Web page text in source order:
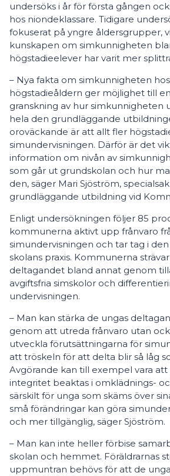
undersöks i år för första gången
hos niondeklassare. Tidigare
fokuserat på yngre åldersgrupper,
kunskapen om simkunnigheten
högstadieelever har varit mer
– Nya fakta om simkunnigheten
högstadieåldern ger möjlighet till
granskning av hur simkunnigheten
hela den grundläggande
oroväckande är att allt fler
simundervisningen. Därför är det
information om nivån av
som går ut grundskolan och hur
den, säger Mari Sjöström,
grundläggande utbildning vid
Enligt undersökningen följer 85
kommunerna aktivt upp frånvaro
simundervisningen och tar tag i
skolans praxis. Kommunerna
deltagandet bland annat genom
avgiftsfria simskolor och
undervisningen.
– Man kan stärka de ungas
genom att utreda frånvaro utan
utveckla förutsättningarna för
att tröskeln för att delta blir så låg
Avgörande kan till exempel vara
integritet beaktas i omklädnings-
särskilt för unga som skäms över
små förändringar kan göra
och mer tillgänglig, säger Sjöström.
– Man kan inte heller förbise
skolan och hemmet. Föräldrarnas
uppmuntran behövs för att de